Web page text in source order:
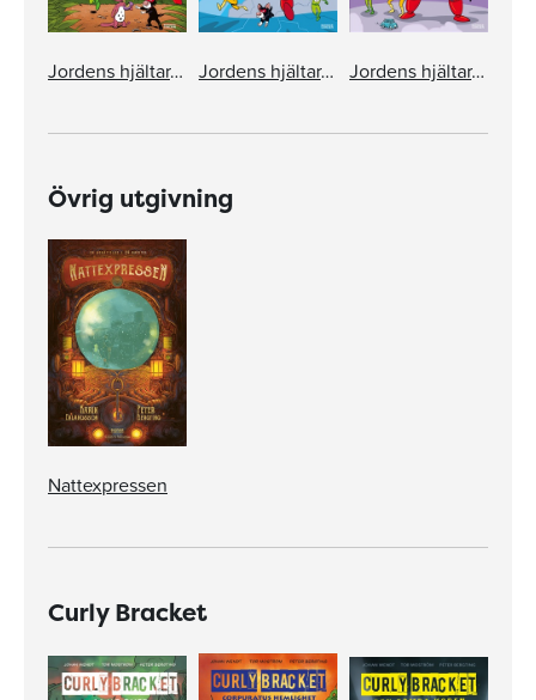
Jordens hjältar. Djungelmonstret Jordens hjältar. Robotvalparna Jordens hjältar. Megaztrålen
Övrig utgivning
Nattexpressen
Curly Bracket